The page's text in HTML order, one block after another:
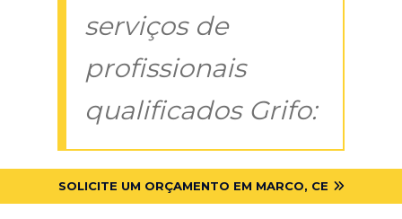
serviços de
profissionais
qualificados Grifo:
SOLICITE UM ORÇAMENTO EM MARCO, CE